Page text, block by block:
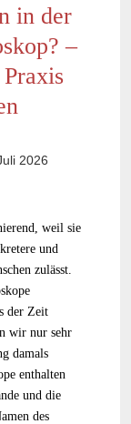
in der
–
2026
weil sie
und
zulässt.
der Zeit
wir nur sehr
damals
enthalten
und die
des